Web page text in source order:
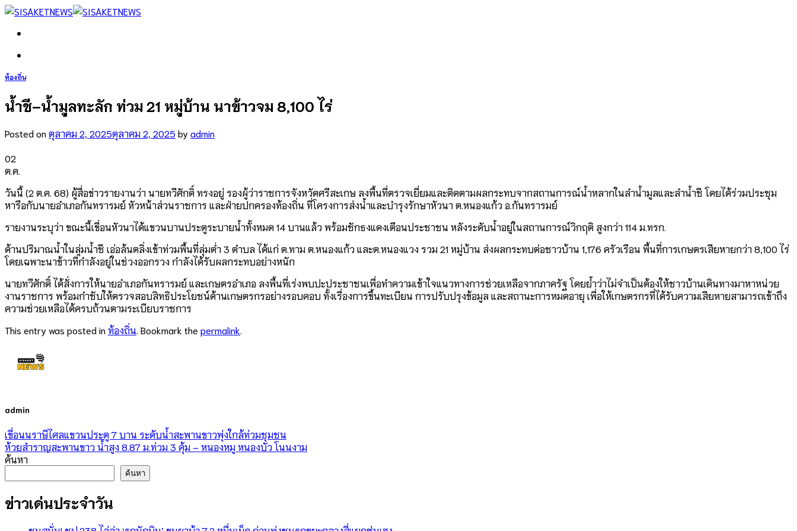
Skip
content
ท้องถิ่น
น้ำชี–น้ำมูลทะลัก ท่วม 21 หมู่บ้าน นาข้าวจม 8,100 ไร่
Posted onตุลาคม 2, 2025ตุลาคม 2, 2025 byadmin
02
ต.ค.
วันนี้ (2 ต.ค. 68) ผู้สื่อข่าวรายงานว่า นายทวีศักดิ์ ทรงอยู่ รองผู้ว่าราชการจังหวัดศรีสะเกษ ลงพื้นที่ตรวจเยี่ยมและติดตามผลกระทบจากสถานการณ์น้ำหลากในลำน้ำมูลและลำน้ำชี โดยได้ร่วมประชุม
หารือกับนายอำเภอกันทรารมย์ หัวหน้าส่วนราชการ และฝ่ายปกครองท้องถิ่น ที่โครงการส่งน้ำและบำรุงรักษาหัวนา ต.หนองแก้ว อ.กันทรารมย์
รายงานระบุว่า ขณะนี้เขื่อนหัวนาได้แขวนบานประตูระบายน้ำทั้งหมด 14 บานแล้ว พร้อมชักธงแดงเตือนประชาชน หลังระดับน้ำอยู่ในสถานการณ์วิกฤติ สูงกว่า 114 ม.ทรก.
ด้านปริมาณน้ำในลุ่มน้ำชี เอ่อล้นตลิ่งเข้าท่วมพื้นที่ลุ่มต่ำ 3 ตำบล ได้แก่ ต.ทาม ต.หนองแก้ว และต.หนองแวง รวม 21 หมู่บ้าน ส่งผลกระทบต่อชาวบ้าน 1,176 ครัวเรือน พื้นที่การเกษตรเสียหายกว่า 8,100 ไร่
โดยเฉพาะนาข้าวที่กำลังอยู่ในช่วงออกรวง กำลังได้รับผลกระทบอย่างหนัก
นายทวีศักดิ์ ได้สั่งการให้นายอำเภอกันทรารมย์ และเกษตรอำเภอ ลงพื้นที่เร่งพบปะประชาชนเพื่อทำความเข้าใจแนวทางการช่วยเหลือจากภาครัฐ โดยย้ำว่าไม่จำเป็นต้องให้ชาวบ้านเดินทางมาหาหน่วย
งานราชการ พร้อมกำชับให้ตรวจสอบสิทธิประโยชน์ด้านเกษตรกรอย่างรอบคอบ ทั้งเรื่องการขึ้นทะเบียน การปรับปรุงข้อมูล และสถานะการหมดอายุ เพื่อให้เกษตรกรที่ได้รับความเสียหายสามารถเข้าถึง
ความช่วยเหลือได้ครบถ้วนตามระเบียบราชการ
This entry was posted inท้องถิ่น . Bookmark the permalink
admin
เขื่อนนราษีไศลแขวนประตู 7 บาน ระดับน้ำสะพานขาวพุ่งใกล้ท่วมชุมชน
ห้วยสำราญสะพานขาว น้ำสูง 8.87 ม.ท่วม 3 คุ้ม – หนองหมู หนองบัว โนนงาม
ค้นหา
ค้นหา
ข่าวเด่นประจำวัน